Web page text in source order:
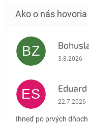
BZ 3.8.2026
ES 22.7.2026
Ihneď po prvých